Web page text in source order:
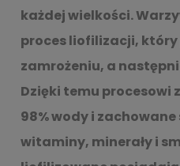
każdej wielkości.
proces liofilizacji,
zamrożeniu, a
Dzięki temu procesowi
98% wody i
witaminy, minerały i